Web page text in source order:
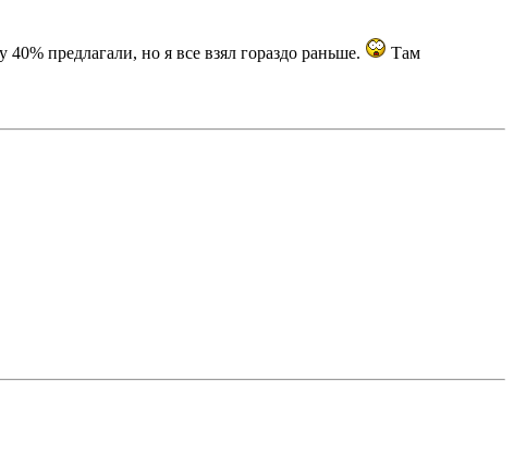
предлагали, но я все взял гораздо раньше.
Там